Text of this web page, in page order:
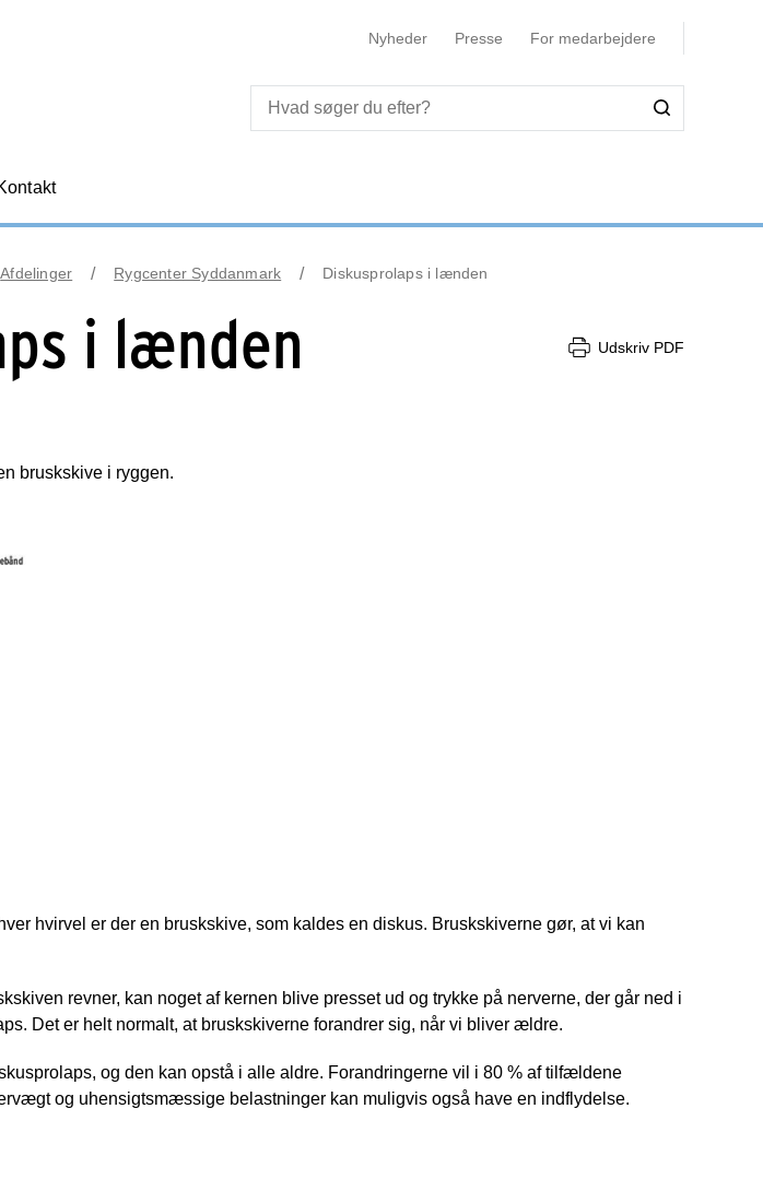
Nyheder Presse For medarbejdere
Afdelinger Rygcenter Syddanmark Diskusprolaps i lænden
i lænden Udskriv PDF
bruskskive i ryggen.
hvirvel er der en bruskskive, som kaldes en diskus. Bruskskiverne gør, at vi kan
revner, kan noget af kernen blive presset ud og trykke på nerverne, der går ned i
Det er helt normalt, at bruskskiverne forandrer sig, når vi bliver ældre.
og den kan opstå i alle aldre. Forandringerne vil i 80 % af tilfældene
og uhensigtsmæssige belastninger kan muligvis også have en indflydelse.